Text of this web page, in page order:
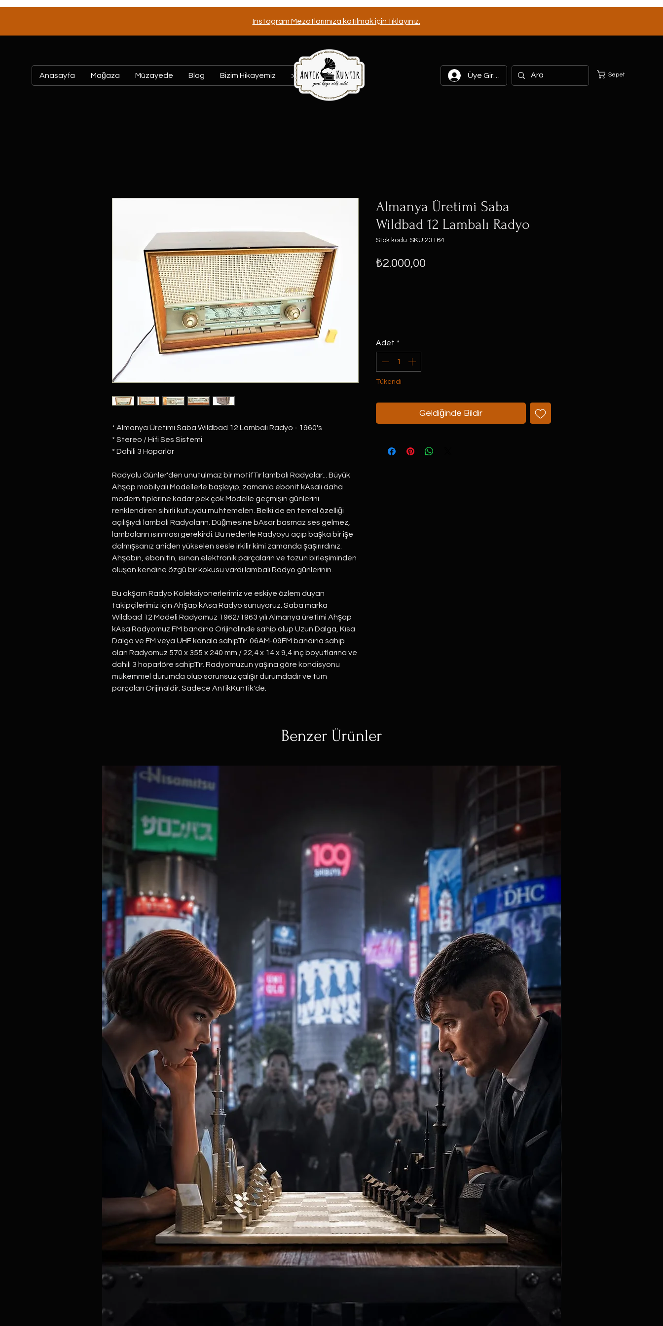
Instagram Mezatlarımıza katılmak için tıklayınız.
Anasayfa Mağaza Müzayede Blog Bizim Hikayemiz >>> Üye Girişi Sepet
* Almanya Üretimi Saba Wildbad 12 Lambalı Radyo - 1960's
* Stereo / Hifi Ses Sistemi
* Dahili 3 Hoparlör
Radyolu Günler'den unutulmaz bir motifTır lambalı Radyolar... Büyük
Ahşap mobilyalı Modellerle başlayıp, zamanla ebonit kAsalı daha
modern tiplerine kadar pek çok Modelle geçmişin günlerini
renklendiren sihirli kutuydu muhtemelen. Belki de en temel özelliği
açılışıydı lambalı Radyoların. Düğmesine bAsar basmaz ses gelmez,
lambaların ısınması gerekirdi. Bu nedenle Radyoyu açıp başka bir işe
dalmışsanız aniden yükselen sesle irkilir kimi zamanda şaşırırdınız.
Ahşabın, ebonitin, ısınan elektronik parçaların ve tozun birleşiminden
oluşan kendine özgü bir kokusu vardı lambalı Radyo günlerinin.
Bu akşam Radyo Koleksiyonerlerimiz ve eskiye özlem duyan
takipçilerimiz için Ahşap kAsa Radyo sunuyoruz. Saba marka
Wildbad 12 Modeli Radyomuz 1962/1963 yılı Almanya üretimi Ahşap
kAsa Radyomuz FM bandına Orijinalinde sahip olup Uzun Dalga, Kısa
Dalga ve FM veya UHF kanala sahipTır. 06AM-09FM bandına sahip
olan Radyomuz 570 x 355 x 240 mm / 22,4 x 14 x 9,4 inç boyutlarına ve
dahili 3 hoparlöre sahipTır. Radyomuzun yaşına göre kondisyonu
mükemmel durumda olup sorunsuz çalışır durumdadır ve tüm
parçaları Orijinaldir. Sadece AntikKuntik'de.
Almanya Üretimi Saba
Wildbad 12 Lambalı Radyo
Stok kodu: SKU 23164
₺2.000,00
Adet *
Tükendi
Geldiğinde Bildir
Benzer Ürünler